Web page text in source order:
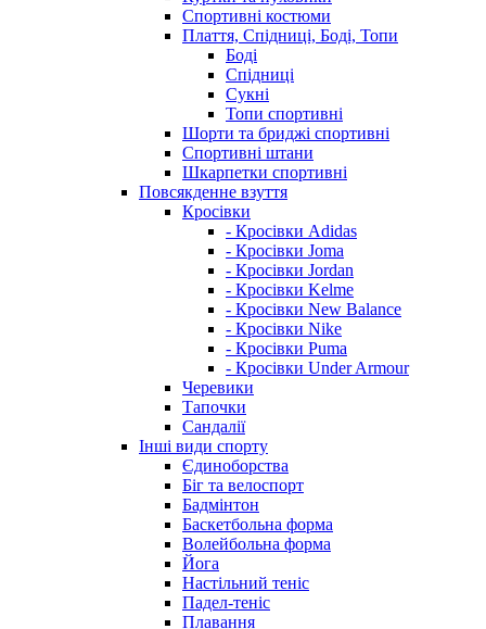
Спортивні костюми
Плаття, Спідниці, Боді, Топи
Боді
Спідниці
Сукні
Топи спортивні
Шорти та бриджі спортивні
Спортивні штани
Шкарпетки спортивні
Повсякденне взуття
Кросівки
- Кросівки Adidas
- Кросівки Joma
- Кросівки Jordan
- Кросівки Kelme
- Кросівки New Balance
- Кросівки Nike
- Кросівки Puma
- Кросівки Under Armour
Черевики
Тапочки
Сандалії
Інші види спорту
Єдиноборства
Біг та велоспорт
Бадмінтон
Баскетбольна форма
Волейбольна форма
Йога
Настільний теніс
Падел-теніс
Плавання